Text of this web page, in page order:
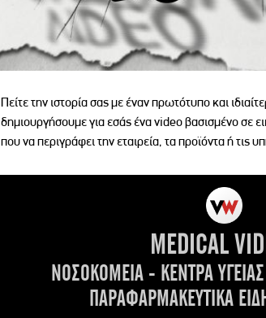
Πείτε την ιστορία σας με έναν πρωτότυπο και
δημιουργήσουμε για εσάς ένα video βασισμένο σε
που να περιγράφει την εταιρεία, τα προϊόντα ή τις
MEDICAL
ΝΟΣΟΚΟΜΕΙΑ - ΚΕΝΤΡΑ
ΠΑΡΑΦΑΡΜΑΚΕΥΤΙΚΑ